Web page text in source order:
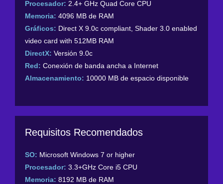
Procesador: 2.4+ GHz Quad Core CPU
Memoria: 4096 MB de RAM
Gráficos: Direct X 9.0c compliant, Shader 3.0 enabled
video card with 512MB RAM
DirectX: Versión 9.0c
Red: Conexión de banda ancha a Internet
Almacenamiento: 10000 MB de espacio disponible
Requisitos Recomendados
SO: Microsoft Windows 7 or higher
Procesador: 3.3+GHz Core i5 CPU
Memoria: 8192 MB de RAM